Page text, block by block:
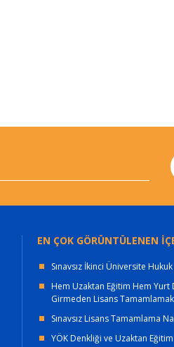
EN ÇOK GÖRÜNTÜLENEN
Sınavsız İkinci Üniversite
Hem Uzaktan Eğitim Hem Yurt
Girmeden Lisans Tamamlamak
Sınavsız Lisans Tamamlama
YÖK Denkliği ve Uzaktan